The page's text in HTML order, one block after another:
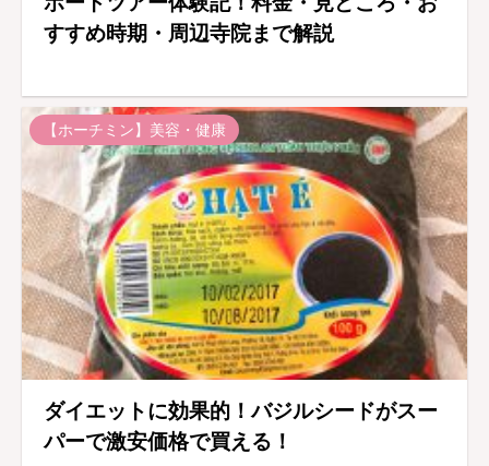
すすめ時期・周辺寺院まで解説
【ホーチミン】美容・健康
ダイエットに効果的！バジルシードがスー
パーで激安価格で買える！